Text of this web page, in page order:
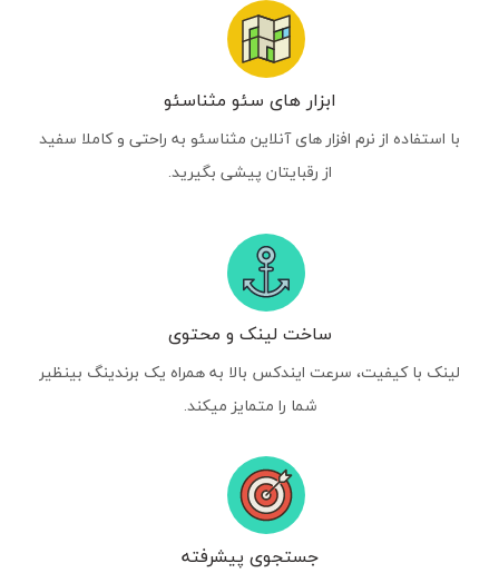
ابزار های سئو مثناسئو
با استفاده از نرم افزار های آنلاین مثناسئو به راحتی و کاملا سفید
از رقبایتان پیشی بگیرید.
ساخت لینک و محتوی
لینک با کیفیت، سرعت ایندکس بالا به همراه یک برندینگ بینظیر
شما را متمایز میکند.
جستجوی پیشرفته